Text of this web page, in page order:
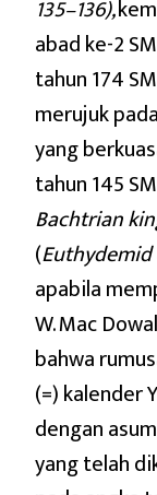
135–136),
abad ke-2
tahun 174
merujuk
yang
tahun 145
Bachtrian
(
apabila
W. Mac
bahwa
(=) kalender
dengan
yang telah